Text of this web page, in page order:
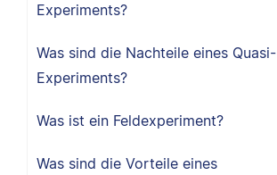
Experiments?
Was sind die Nachteile eines Quasi-
Experiments?
Was ist ein Feldexperiment?
Was sind die Vorteile eines